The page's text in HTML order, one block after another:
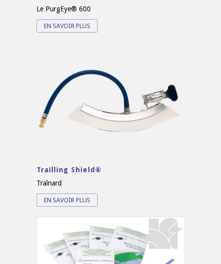
Le PurgEye® 600
EN SAVOIR PLUS
Trailling Shield®
Traînard
EN SAVOIR PLUS